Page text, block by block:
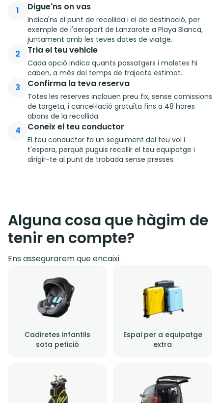
1 Digue'ns on vas
Indica'ns el punt de recollida i el de destinació, per
exemple de l'aeroport de Lanzarote a Playa Blanca,
juntament amb les teves dates de viatge.
2 Tria el teu vehicle
Cada opció indica quants passatgers i maletes hi
caben, a més del temps de trajecte estimat.
3 Confirma la teva reserva
Totes les reserves inclouen preu fix, sense comissions
de targeta, i cancel·lació gratuïta fins a 48 hores
abans de la recollida.
4 Coneix el teu conductor
El teu conductor fa un seguiment del teu vol i
t'espera, perquè puguis recollir el teu equipatge i
dirigir-te al punt de trobada sense presses.
Alguna cosa que hàgim de
tenir en compte?
Ens assegurarem que encaixi.
Cadiretes infantils
sota petició
Espai per a equipatge
extra